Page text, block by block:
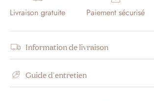
Livraison gratuite Paiement sécurisé
Information de livraison
Guide d'entretien